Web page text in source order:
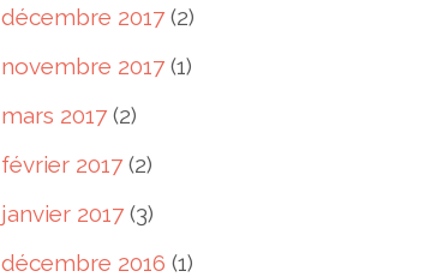
décembre 2017(2)
novembre 2017(1)
mars 2017(2)
février 2017(2)
janvier 2017(3)
décembre 2016 (1)